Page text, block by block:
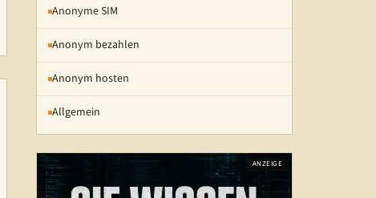
Anonyme SIM
Anonym bezahlen
Anonym hosten
Allgemein
ANZEIGE